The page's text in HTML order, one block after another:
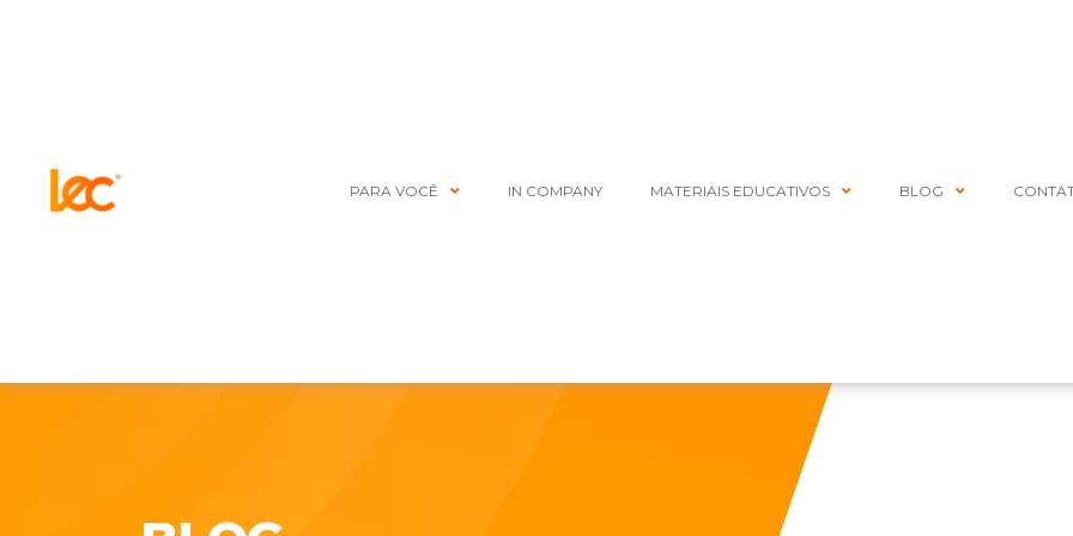
PARA VOCÊ IN COMPANY MATERIAIS EDUCATIVOS BLOG